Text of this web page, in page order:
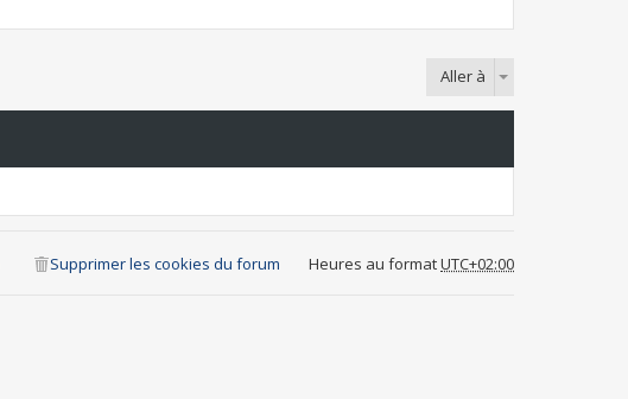
Aller à
Heures au formatUTC+02:00
Supprimer les cookies du forum